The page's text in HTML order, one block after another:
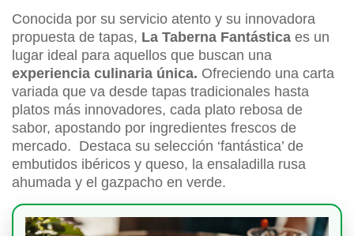
Conocida por su servicio atento y su innovadora
propuesta de tapas, La Taberna Fantástica es un
lugar ideal para aquellos que buscan una
experiencia culinaria única. Ofreciendo una carta
variada que va desde tapas tradicionales hasta
platos más innovadores, cada plato rebosa de
sabor, apostando por ingredientes frescos de
mercado. Destaca su selección ‘fantástica’ de
embutidos ibéricos y queso, la ensaladilla rusa
ahumada y el gazpacho en verde.